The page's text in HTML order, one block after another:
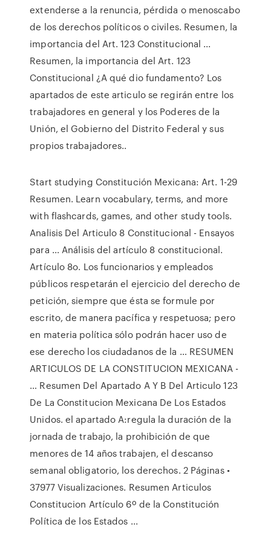
extenderse a la renuncia, pérdida o menoscabo
de los derechos políticos o civiles. Resumen, la
importancia del Art. 123 Constitucional ...
Resumen, la importancia del Art. 123
Constitucional ¿A qué dio fundamento? Los
apartados de este articulo se regirán entre los
trabajadores en general y los Poderes de la
Unión, el Gobierno del Distrito Federal y sus
propios trabajadores..
Start studying Constitución Mexicana: Art. 1-29
Resumen. Learn vocabulary, terms, and more
with flashcards, games, and other study tools.
Analisis Del Articulo 8 Constitucional - Ensayos
para ... Análisis del artículo 8 constitucional.
Artículo 8o. Los funcionarios y empleados
públicos respetarán el ejercicio del derecho de
petición, siempre que ésta se formule por
escrito, de manera pacífica y respetuosa; pero
en materia política sólo podrán hacer uso de
ese derecho los ciudadanos de la … RESUMEN
ARTICULOS DE LA CONSTITUCION MEXICANA -
… Resumen Del Apartado A Y B Del Articulo 123
De La Constitucion Mexicana De Los Estados
Unidos. el apartado A:regula la duración de la
jornada de trabajo, la prohibición de que
menores de 14 años trabajen, el descanso
semanal obligatorio, los derechos. 2 Páginas •
37977 Visualizaciones. Resumen Articulos
Constitucion Artículo 6º de la Constitución
Política de los Estados ...